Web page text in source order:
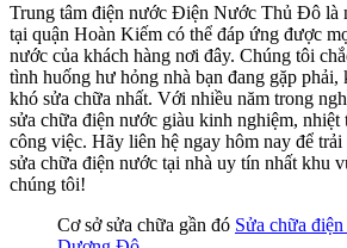
Trung tâm điện nước Điện Nước Thủ Đô là
tại quận Hoàn Kiếm có thể đáp ứng được
nước của khách hàng nơi đây. Chúng tôi
tình huống hư hỏng nhà bạn đang gặp
khó sửa chữa nhất. Với nhiều năm trong
sửa chữa điện nước giàu kinh nghiệm, nhiệt
công việc. Hãy liên hệ ngay hôm nay để
sửa chữa điện nước tại nhà uy tín nhất khu
chúng tôi!
Cơ sở sửa chữa gần đó Sửa chữa